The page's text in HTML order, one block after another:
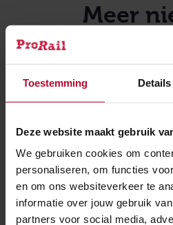
Toestemming Details
Deze website maakt gebruik
We gebruiken cookies om
personaliseren, om functies
en om ons websiteverkeer te
informatie over jouw gebruik
partners voor social media,
Meer